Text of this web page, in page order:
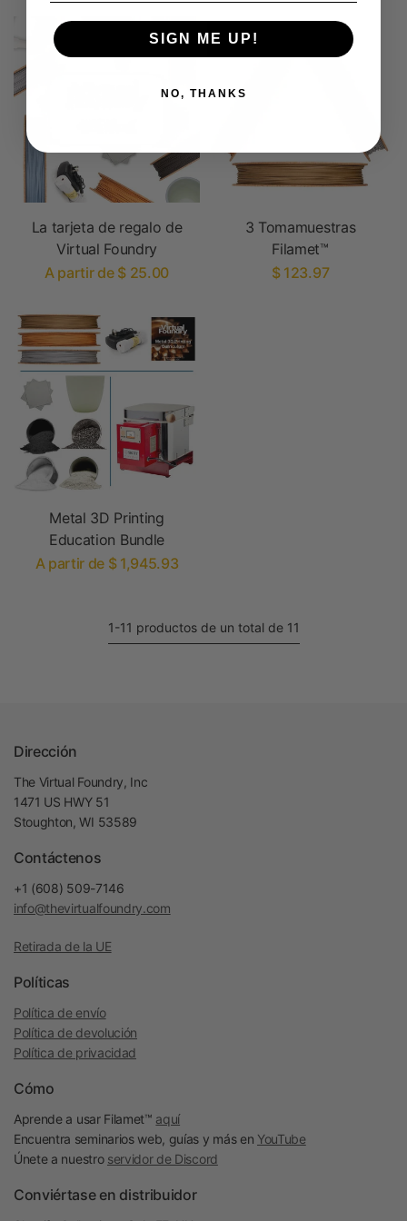
La tarjeta de regalo de
Virtual Foundry
A partir de $ 25.00
3 Tomamuestras
Filamet™
$ 123.97
Metal 3D Printing
Education Bundle
A partir de $ 1,945.93
1-11 productos de un total de 11
Dirección
The Virtual Foundry, Inc
1471 US HWY 51
Stoughton, WI 53589
Contáctenos
+1 (608) 509-7146
info@thevirtualfoundry.com
Retirada de la UE
Políticas
Política de envío
Política de devolución
Política de privacidad
Cómo
Aprende a usar Filamet™ aquí
Encuentra seminarios web, guías y más en YouTube
Únete a nuestro servidor de Discord
Conviértase en distribuidor
SIGN ME UP!
NO, THANKS